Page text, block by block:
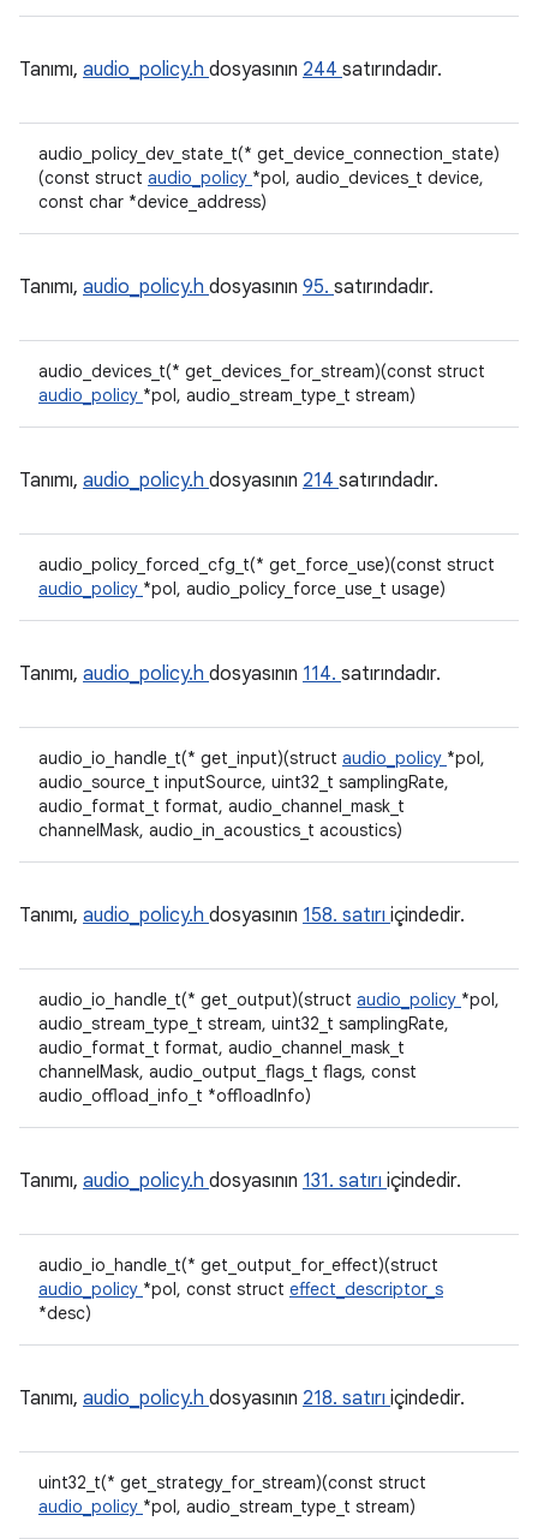
Tanımı, audio_policy.h dosyasının 244 satırındadır.
audio_policy_dev_state_t(* get_device_connection_state)
(const struct audio_policy *pol, audio_devices_t device,
const char *device_address)
Tanımı, audio_policy.h dosyasının 95. satırındadır.
audio_devices_t(* get_devices_for_stream)(const struct
audio_policy *pol, audio_stream_type_t stream)
Tanımı, audio_policy.h dosyasının 214 satırındadır.
audio_policy_forced_cfg_t(* get_force_use)(const struct
audio_policy *pol, audio_policy_force_use_t usage)
Tanımı, audio_policy.h dosyasının 114. satırındadır.
audio_io_handle_t(* get_input)(struct audio_policy *pol,
audio_source_t inputSource, uint32_t samplingRate,
audio_format_t format, audio_channel_mask_t
channelMask, audio_in_acoustics_t acoustics)
Tanımı, audio_policy.h dosyasının 158. satırı içindedir.
audio_io_handle_t(* get_output)(struct audio_policy *pol,
audio_stream_type_t stream, uint32_t samplingRate,
audio_format_t format, audio_channel_mask_t
channelMask, audio_output_flags_t flags, const
audio_offload_info_t *offloadInfo)
Tanımı, audio_policy.h dosyasının 131. satırı içindedir.
audio_io_handle_t(* get_output_for_effect)(struct
audio_policy *pol, const struct effect_descriptor_s
*desc)
Tanımı, audio_policy.h dosyasının 218. satırı içindedir.
uint32_t(* get_strategy_for_stream)(const struct
audio_policy *pol, audio_stream_type_t stream)